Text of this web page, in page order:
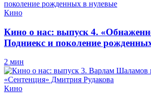
Кино
Кино о нас: выпуск 4.
Подниекс и поколение
2 мин
Кино